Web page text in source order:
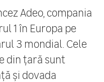
Adeo, compania
1 în Europa pe
3 mondial. Cele
din țară sunt
și dovada